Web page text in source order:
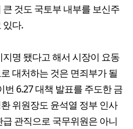
것도 국토부 내부를 보신주
있다.
명 됐다고 해서 시장이 요동
대처하는 것은 면죄부가 될
번 6.27 대책 발표를 주도한 금
위원장도 윤석열 정부 인사
관직으로 국무위원은 아니